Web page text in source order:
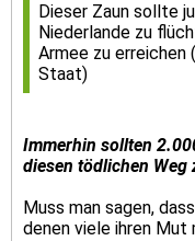
Dieser Zaun sollte
Niederlande zu
Armee zu erreichen
Staat)
Immerhin sollten
diesen tödlichen Weg
Muss man sagen,
denen viele ihren